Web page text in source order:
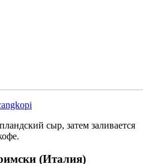
сыр, затем заливается
(Италия)